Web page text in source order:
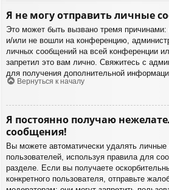
Я не могу отправить личные
Это может быть вызвано тремя причинами:
и/или не вошли на конференцию,
личных сообщений на всей конференции
запретил это вам лично. Свяжитесь с
для получения дополнительной
Вернуться к началу
Я постоянно получаю
сообщения!
Вы можете автоматически удалять
пользователей, используя правила для
разделе. Если вы получаете
конкретного пользователя, отправьте